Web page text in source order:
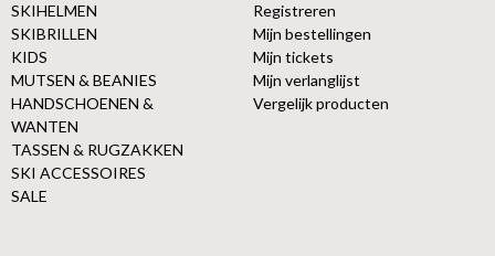
SKIHELMEN
SKIBRILLEN
KIDS
MUTSEN & BEANIES
HANDSCHOENEN &
WANTEN
TASSEN & RUGZAKKEN
SKI ACCESSOIRES
SALE
Registreren
Mijn bestellingen
Mijn tickets
Mijn verlanglijst
Vergelijk producten